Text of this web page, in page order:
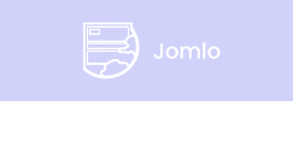
content